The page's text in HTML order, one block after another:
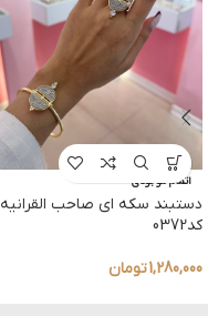
اتمام موجودی
دستبند سکه ای صاحب القرانیه
کد0372
1,280,000تومان